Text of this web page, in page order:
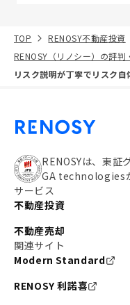
TOP RENOSY不動産投資
RENOSY（リノシー）の評判
リスク説明が丁寧でリスク
RENOSYは、東証
GA technologies
サービス
不動産投資
不動産売却
関連サイト
Modern Standard
RENOSY 利諾喜